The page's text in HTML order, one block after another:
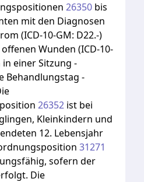
26350 bis
mitden Diagnosen
(ICD-10-GM: D22.-)
offenen Wunden (ICD-10-
in einerSitzung -
Behandlungstag -
26352 ist bei
Kleinkindern und
12. Lebensjahr
31271
sofern der
Die